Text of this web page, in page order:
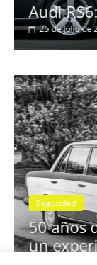
Audi
25 de julio de
Seguridad
50 años
un